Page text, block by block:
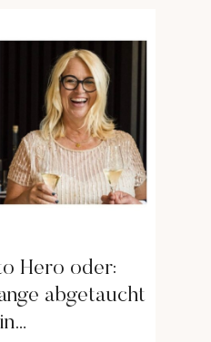
Hero oder:
abgetaucht